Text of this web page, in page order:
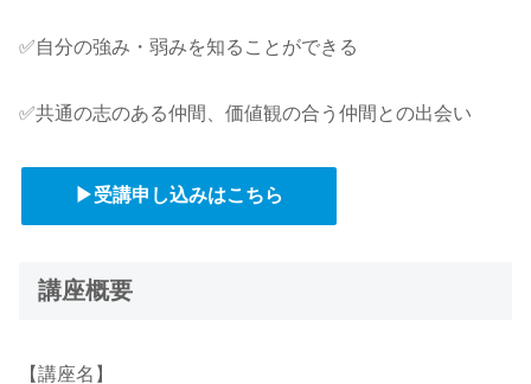
✅自分の強み・弱みを知ることができる
✅共通の志のある仲間、価値観の合う仲間との出会い
▶受講申し込みはこちら
講座概要
【講座名】